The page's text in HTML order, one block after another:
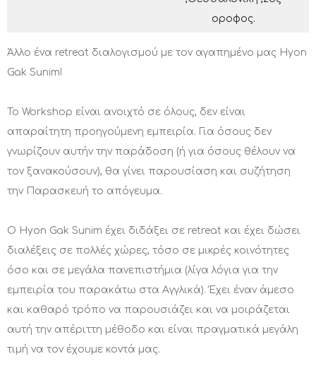
οροφος.
Άλλο ένα retreat διαλογισμού με τον αγαπημένο μας Hyon
Gak Sunim!
To Workshop είναι ανοιχτό σε όλους, δεν είναι
απαραίτητη προηγούμενη εμπειρία. Για όσους δεν
γνωρίζουν αυτήν την παράδοση (ή για όσους θέλουν να
τον ξανακούσουν), θα γίνει παρουσίαση και συζήτηση
την Παρασκευή το απόγευμα.
Ο Hyon Gak Sunim έχει διδάξει σε retreat και έχει δώσει
διαλέξεις σε πολλές χώρες, τόσο σε μικρές κοινότητες
όσο και σε μεγάλα πανεπιστήμια (λίγα λόγια για την
εμπειρία του παρακάτω στα Αγγλικά). Έχει έναν άμεσο
και καθαρό τρόπο να παρουσιάζει και να μοιράζεται
αυτή την απέριττη μέθοδο και είναι πραγματικά μεγάλη
τιμή να τον έχουμε κοντά μας.